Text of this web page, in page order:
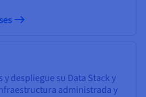
despliegue su Data Stack y
administrada y